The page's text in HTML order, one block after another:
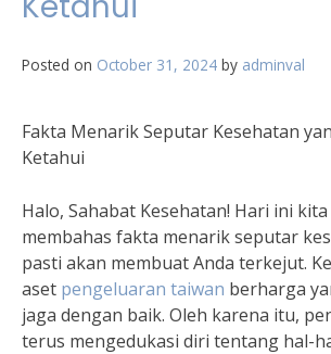
Posted on October 31, 2024 by adminval
Fakta Menarik Seputar Kesehatan
Ketahui
Halo, Sahabat Kesehatan! Hari ini
membahas fakta menarik seputar
pasti akan membuat Anda terkejut.
aset pengeluaran taiwan berharga
jaga dengan baik. Oleh karena itu,
terus mengedukasi diri tentang hal-